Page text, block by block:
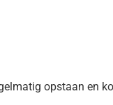
opstaan en